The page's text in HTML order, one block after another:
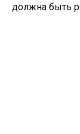
должна быть